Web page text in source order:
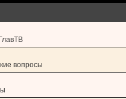
вопросы